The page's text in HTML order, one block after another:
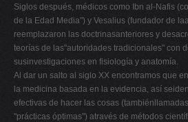
Siglos después, médicos como Ibn al-Nafis
de la Edad Media") y Vesalius (fundador de
reemplazaron las doctrinasanteriores y
teorías de las"autoridades tradicionales" con
susinvestigaciones en fisiología y anatomía.
Al dar un salto al siglo XX encontramos que
la medicina basada en la evidencia, así
efectivas de hacer las cosas
"prácticas óptimas") através de métodos